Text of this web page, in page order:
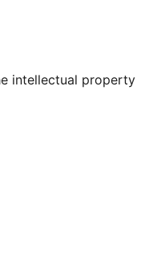
account
intellectual property